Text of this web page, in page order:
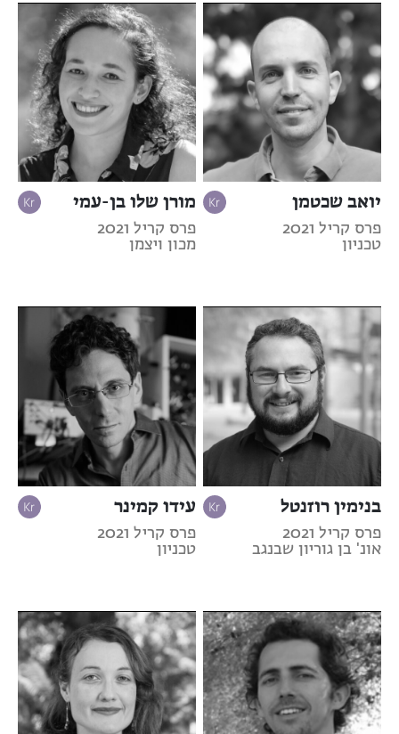
יואב שכטמן
פרס קריל 2021
טכניון
מורן שלו בן-עמי
פרס קריל 2021
מכון ויצמן
בנימין רוזנטל
פרס קריל 2021
אונ' בן גוריון שבנגב
עידו קמינר
פרס קריל 2021
טכניון